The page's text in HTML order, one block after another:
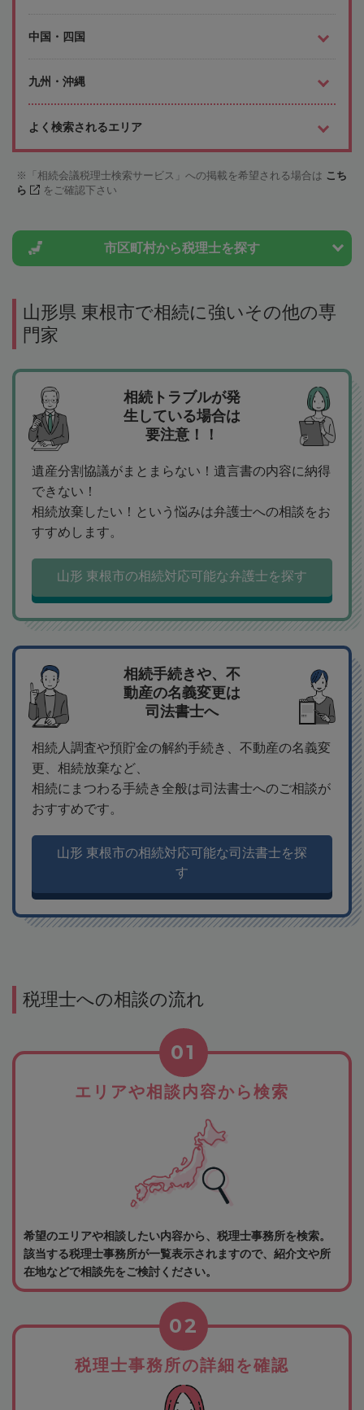
中国・四国
九州・沖縄
よく検索されるエリア
「相続会議税理士検索サービス」への掲載を希望される場合は こち
ら
をご確認下さい
市区町村から税理士を探す
山形県 東根市で相続に強いその他の専
門家
相続トラブルが発
生している場合は
要注意！！
遺産分割協議がまとまらない！遺言書の内容に納得
できない！
相続放棄したい！という悩みは弁護士への相談をお
すすめします。
山形 東根市の相続対応可能な弁護士を探す
相続手続きや、不
動産の名義変更は
司法書士へ
相続人調査や預貯金の解約手続き、不動産の名義変
更、相続放棄など、
相続にまつわる手続き全般は司法書士へのご相談が
おすすめです。
山形 東根市の相続対応可能な司法書士を探
す
税理士への相談の流れ
エリアや相談内容から検索
01
希望のエリアや相談したい内容から、税理士事務所を検索。
該当する税理士事務所が一覧表示されますので、紹介文や所
在地などで相談先をご検討ください。
税理士事務所の詳細を確認
02